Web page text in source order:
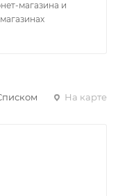
магазина и
На карте